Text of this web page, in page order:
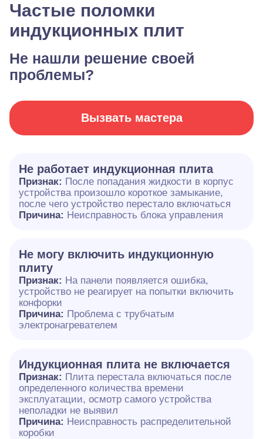
Частые поломки
индукционных плит
Не нашли решение своей
проблемы?
Вызвать мастера
Не работает индукционная плита
Признак: После попадания жидкости в корпус
устройства произошло короткое замыкание,
после чего устройство перестало включаться
Причина: Неисправность блока управления
Не могу включить индукционную
плиту
Признак: На панели появляется ошибка,
устройство не реагирует на попытки включить
конфорки
Причина: Проблема с трубчатым
электронагревателем
Индукционная плита не включается
Признак: Плита перестала включаться после
определенного количества времени
эксплуатации, осмотр самого устройства
неполадки не выявил
Причина: Неисправность распределительной
коробки